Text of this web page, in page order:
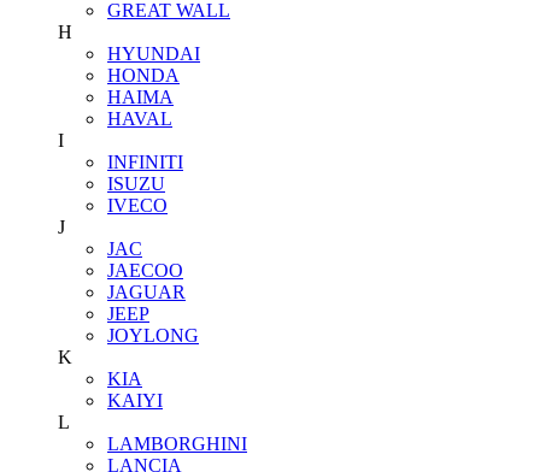
GREAT WALL
H
HYUNDAI
HONDA
HAIMA
HAVAL
I
INFINITI
ISUZU
IVECO
J
JAC
JAECOO
JAGUAR
JEEP
JOYLONG
K
KIA
KAIYI
L
LAMBORGHINI
LANCIA